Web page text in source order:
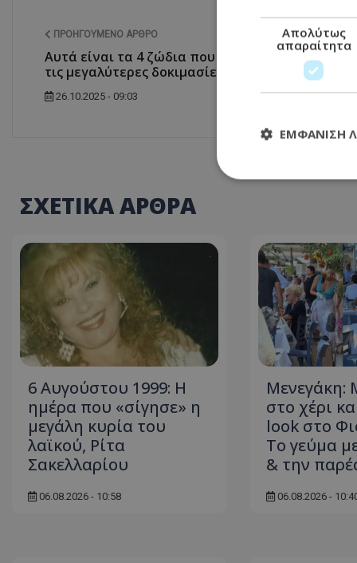
ΠΡΟΗΓΟΎΜΕΝΟ ΆΡΘΡΟ
Αυτά είναι τα 4 ζώδια που θα περάσουν
τις μεγαλύτερες δοκιμασίες σύντομα
26.10.2025 - 09:03
ΣΧΕΤΙΚΑ ΑΡΘΡΑ
6 Αυγούστου 1999: Η
ημέρα που «σίγησε» η
μεγάλη κυρία του
λαϊκού, Ρίτα
Σακελλαρίου
06.08.2026 - 10:58
Μενεγάκη:
στο χέρι
look στο
Το γεύμα
& την
06.08.2026 -
Απολύτως
απαραίτητα
ΕΜΦΆΝΙΣΗ
Τα απολύτως
διαχείριση
Ονοματεπώνυμο
usprivacy
ASP.NET_SessionId